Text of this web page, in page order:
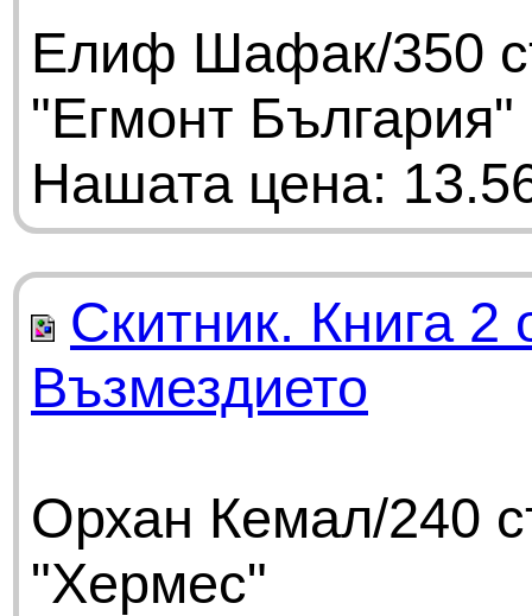
Елиф Шафак/350
"Егмонт България"
Нашата цена:
Скитник. Книга 2
Възмездието
Орхан Кемал/240
"Хермес"